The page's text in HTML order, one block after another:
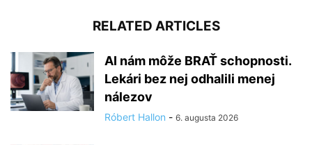
RELATED ARTICLES
AI nám môže BRAŤ schopnosti.
Lekári bez nej odhalili menej
nálezov
Róbert Hallon - 6. augusta 2026